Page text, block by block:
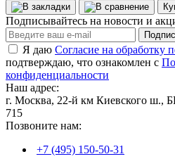
Подписывайтесь на новости и
Я даю Согласие на обработку
подтверждаю, что ознакомлен с
конфиденциальности
Наш адрес:
г. Москва, 22-й км Киевского ш.,
715
Позвоните нам:
+7 (495) 150-50-31